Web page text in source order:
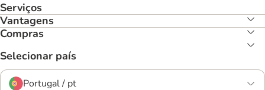
Serviços
Vantagens
Compras
Selecionar país
Portugal / pt